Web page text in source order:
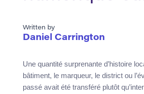
Written by
Daniel Carrington
Une quantité surprenante d’histoire
bâtiment, le marqueur, le district ou
passé avait été transféré plutôt